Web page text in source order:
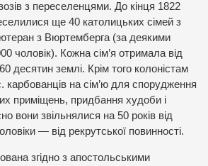
з переселенцями. До кінця 1822
ще 40 католицьких сімей з
з Вюртемберга (за деякими
чоловік). Кожна сім’я отримала від
десятин землі. Крім того колоністам
карбованців на сім’ю для спорудження
приміщень, придбання худоби і
вони звільнялися на 50 років від
— від рекрутської повинності.
згідно з апостольськими